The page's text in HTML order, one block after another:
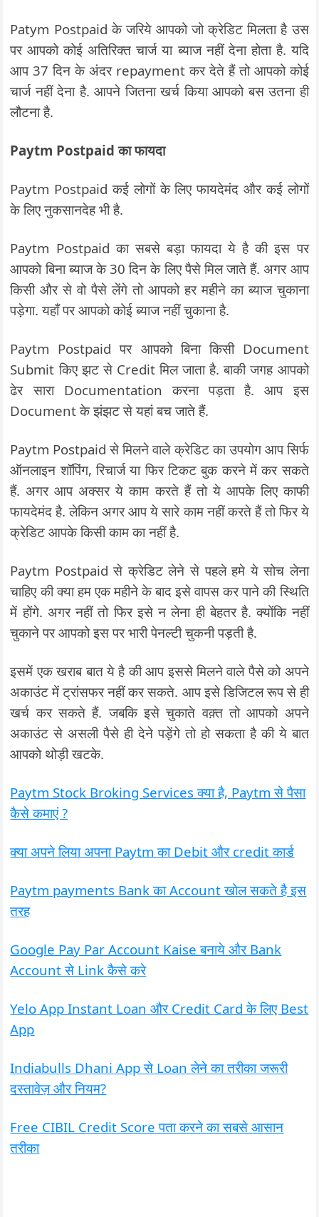
Patym Postpaid के जरिये आपको जो क्रेडिट मिलता है उस
पर आपको कोई अतिरिक्त चार्ज या ब्याज नहीं देना होता है. यदि
आप 37 दिन के अंदर repayment कर देते हैं तो आपको कोई
चार्ज नहीं देना है. आपने जितना खर्च किया आपको बस उतना ही
लौटना है.
Paytm Postpaid का फायदा
Paytm Postpaid कई लोगों के लिए फायदेमंद और कई लोगों
के लिए नुकसानदेह भी है.
Paytm Postpaid का सबसे बड़ा फायदा ये है की इस पर
आपको बिना ब्याज के 30 दिन के लिए पैसे मिल जाते हैं. अगर आप
किसी और से वो पैसे लेंगे तो आपको हर महीने का ब्याज चुकाना
पड़ेगा. यहाँ पर आपको कोई ब्याज नहीं चुकाना है.
Paytm Postpaid पर आपको बिना किसी Document
Submit किए झट से Credit मिल जाता है. बाकी जगह आपको
ढेर सारा Documentation करना पड़ता है. आप इस
Document के झंझट से यहां बच जाते हैं.
Paytm Postpaid से मिलने वाले क्रेडिट का उपयोग आप सिर्फ
ऑनलाइन शॉपिंग, रिचार्ज या फिर टिकट बुक करने में कर सकते
हैं. अगर आप अक्सर ये काम करते हैं तो ये आपके लिए काफी
फायदेमंद है. लेकिन अगर आप ये सारे काम नहीं करते हैं तो फिर ये
क्रेडिट आपके किसी काम का नहीं है.
Paytm Postpaid से क्रेडिट लेने से पहले हमे ये सोच लेना
चाहिए की क्या हम एक महीने के बाद इसे वापस कर पाने की स्थिति
में होंगे. अगर नहीं तो फिर इसे न लेना ही बेहतर है. क्योंकि नहीं
चुकाने पर आपको इस पर भारी पेनल्टी चुकनी पड़ती है.
इसमें एक खराब बात ये है की आप इससे मिलने वाले पैसे को अपने
अकाउंट में ट्रांसफर नहीं कर सकते. आप इसे डिजिटल रूप से ही
खर्च कर सकते हैं. जबकि इसे चुकाते वक़्त तो आपको अपने
अकाउंट से असली पैसे ही देने पड़ेंगे तो हो सकता है की ये बात
आपको थोड़ी खटके.
Paytm Stock Broking Services क्या है, Paytm से पैसा
कैसे कमाएं ?
क्या अपने लिया अपना Paytm का Debit और credit कार्ड
Paytm payments Bank का Account खोल सकते है इस
तरह
Google Pay Par Account Kaise बनाये और Bank
Account से Link कैसे करे
Yelo App Instant Loan और Credit Card के लिए Best
App
Indiabulls Dhani App से Loan लेने का तरीका जरूरी
दस्तावेज़ और नियम?
Free CIBIL Credit Score पता करने का सबसे आसान
तरीका